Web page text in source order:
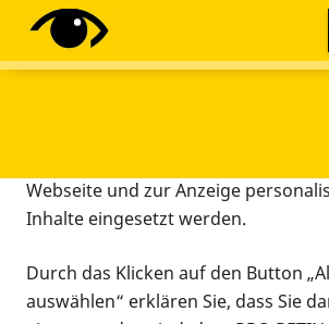
Diese Webseite setzt verschiedene
Tracking-Tools ein. Dies beinhaltet
Webseite und zur Anzeige
Inhalte eingesetzt werden.
Durch das Klicken auf den Button
auswählen“ erklären Sie, dass Sie